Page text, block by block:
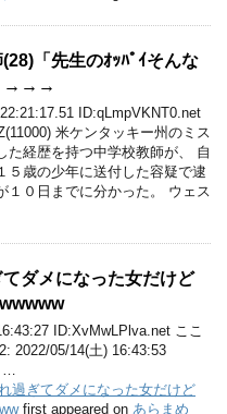
(28)「先生のｵｯﾊﾟｲそんな
→→→
ID:qLmpVKNT0.net
米ケンタッキー州のミス
た経歴を持つ中学校教師が、 自
５歳の少年に送付した容疑で逮
１０日までに分かった。 ウェス
ダメになった女だけど
ID:XvMwLPlva.net ここ
2022/05/14(土) 16:43:53
過ぎてダメになった女だけど
first appeared on あらまめ